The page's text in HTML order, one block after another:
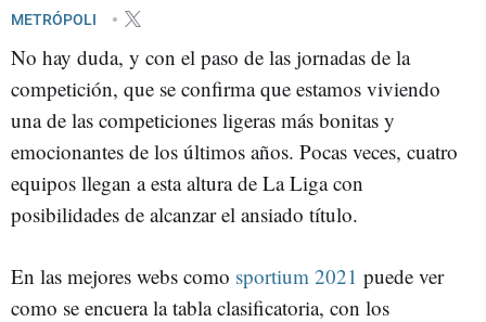
METRÓPOLI
No hay duda, y con el paso de las jornadas de la
competición, que se confirma que estamos viviendo
una de las competiciones ligeras más bonitas y
emocionantes de los últimos años. Pocas veces, cuatro
equipos llegan a esta altura de La Liga con
posibilidades de alcanzar el ansiado título.
En las mejores webs como sportium 2021 puede ver
como se encuera la tabla clasificatoria, con los